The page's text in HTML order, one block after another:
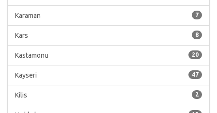
7
Karaman
8
Kars
20
Kastamonu
47
Kayseri
2
Kilis